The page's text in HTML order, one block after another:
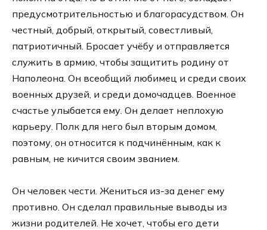
предусмотрительностью и благорасудством. Он
честный, добрый, открытый, совестливый,
патриотичный. Бросает учёбу и отправляется
служить в армию, чтобы защитить родину от
Наполеона. Он всеобщий любимец и среди своих
военных друзей, и среди домочадцев. Военное
счастье улыбается ему. Он делает неплохую
карьеру. Полк для него был вторым домом,
поэтому, он относится к подчинённым, как к
равным, не кичится своим званием.
Он человек чести. Жениться из-за денег ему
противно. Он сделал правильные выводы из
жизни родителей. Не хочет, чтобы его дети